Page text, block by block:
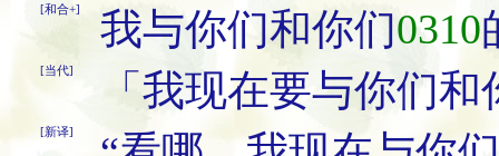
[和合+] 我与你们和你们0310
[当代] 「我现在要与你们
[新译]